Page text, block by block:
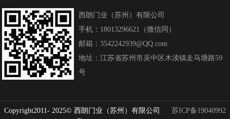
西朗门业（苏州）有限公司
手机：18013296621（微信同）
邮箱：3542242939@QQ.com
地址：江苏省苏州市吴中区木渎镇走马塘路59
号
Copyright2011- 2025© 西朗门业（苏州）有限公司
苏ICP备19040992